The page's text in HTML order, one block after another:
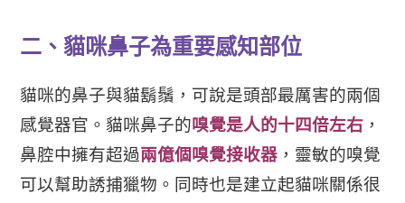
二、貓咪鼻子為重要感知部位
貓咪的鼻子與貓鬍鬚，可說是頭部最厲害的兩個
感覺器官。貓咪鼻子的嗅覺是人的十四倍左右 ，
鼻腔中擁有超過兩億個嗅覺接收器 ，靈敏的嗅覺
可以幫助誘捕獵物。同時也是建立起貓咪關係很